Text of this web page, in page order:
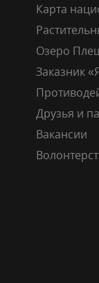
Карта
Озеро
Заказник
Друзья и
Вакансии